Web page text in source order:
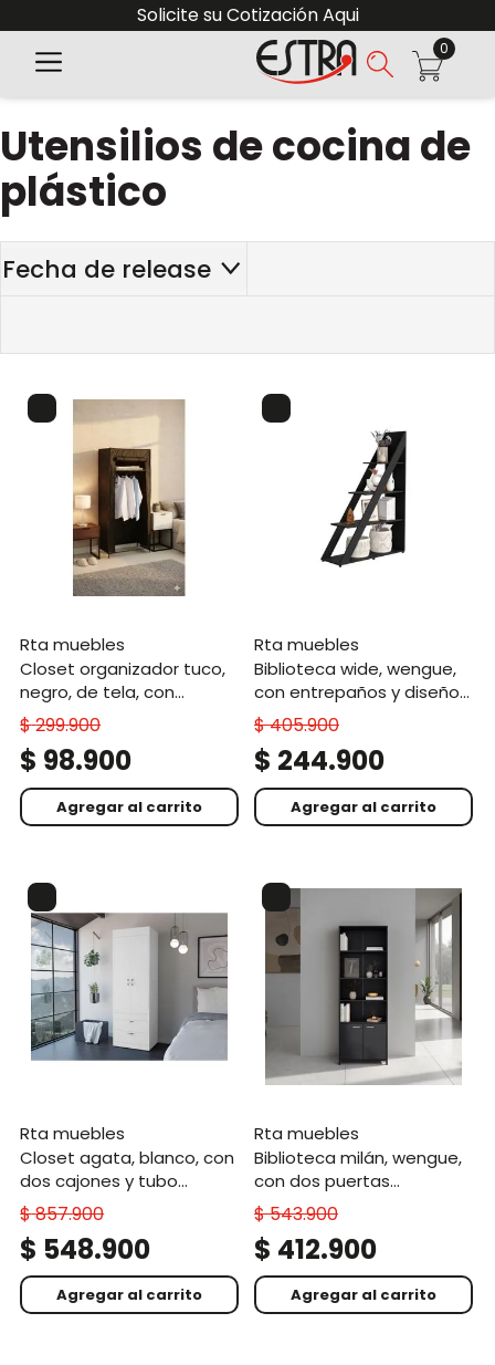
Solicite su Cotización Aqui
0
Utensilios de cocina de
plástico
Fecha de release
rta muebles
closet organizador tuco,
negro, de tela, con
espacio para organizar
ropa
$299.900
$ 98.900
Agregar al carrito
rta muebles
biblioteca wide, wengue,
con entrepaños y diseño
moderno
$405.900
$ 244.900
Agregar al carrito
rta muebles
closet agata, blanco, con
dos cajones y tubo
cromado para colgar
ropa zf
$857.900
$ 548.900
Agregar al carrito
rta muebles
biblioteca milán, wengue,
con dos puertas
abatibles y cuatro
entrepaños
$543.900
$ 412.900
Agregar al carrito